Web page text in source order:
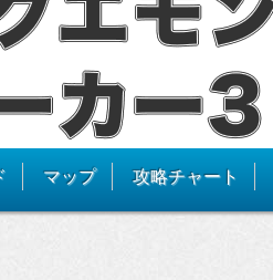
マップ 攻略チャート